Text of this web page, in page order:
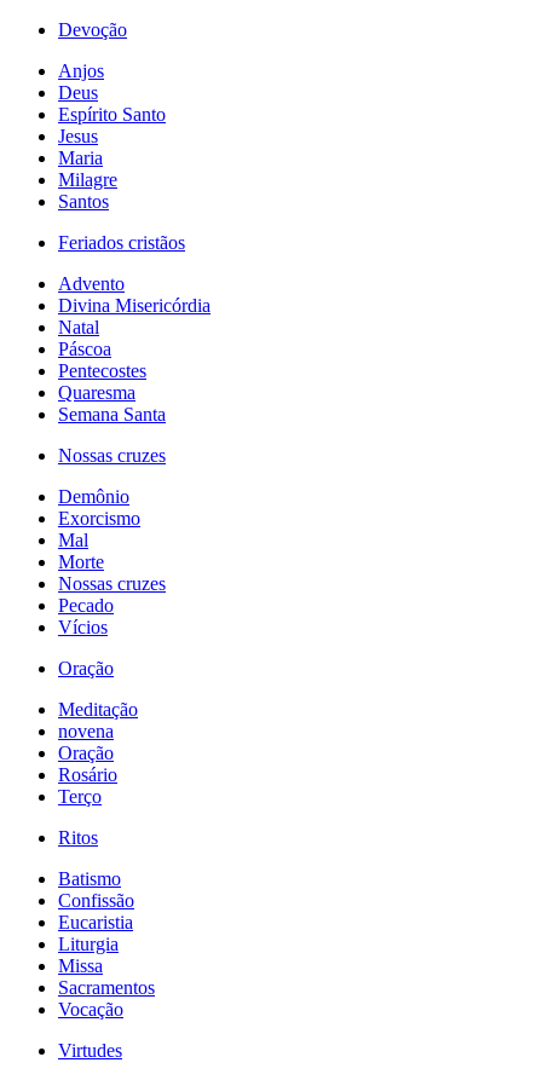
Devoção
Anjos
Deus
Espírito Santo
Jesus
Maria
Milagre
Santos
Feriados cristãos
Advento
Divina Misericórdia
Natal
Páscoa
Pentecostes
Quaresma
Semana Santa
Nossas cruzes
Demônio
Exorcismo
Mal
Morte
Nossas cruzes
Pecado
Vícios
Oração
Meditação
novena
Oração
Rosário
Terço
Ritos
Batismo
Confissão
Eucaristia
Liturgia
Missa
Sacramentos
Vocação
Virtudes